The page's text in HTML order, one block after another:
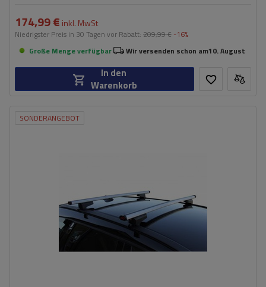
174,99 € inkl. MwSt
Niedrigster Preis in 30 Tagen vor Rabatt: 209,99 € -16%
Große Menge verfügbar
Wir versenden schon am10. August
In den
Warenkorb
SONDERANGEBOT